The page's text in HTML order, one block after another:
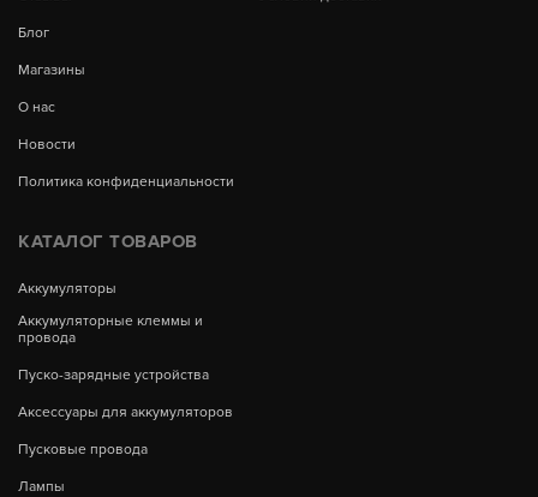
Блог
Магазины
О нас
Новости
Политика конфиденциальности
КАТАЛОГ ТОВАРОВ
Аккумуляторы
Аккумуляторные клеммы и
провода
Пуско-зарядные устройства
Аксессуары для аккумуляторов
Пусковые провода
Лампы